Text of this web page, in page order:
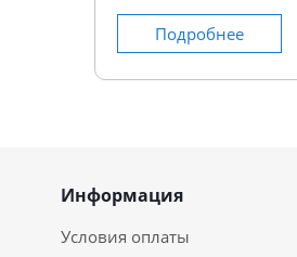
Подробнее
Информация
Условия оплаты